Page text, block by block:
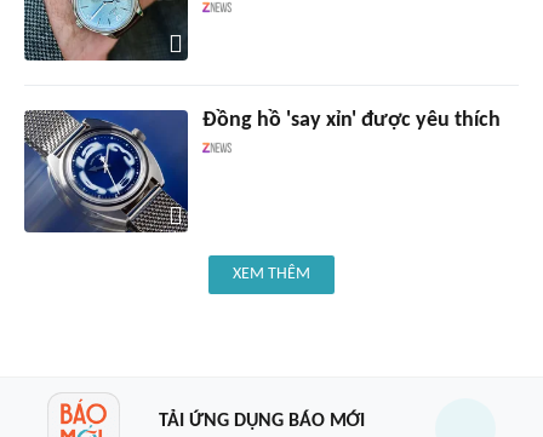
Đồng hồ 'say xỉn' được yêu thích
XEM THÊM
TẢI ỨNG DỤNG BÁO MỚI